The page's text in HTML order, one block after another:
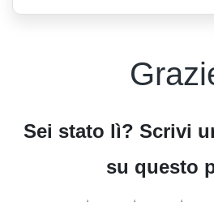
Sei stato lì? Scrivi
su questo